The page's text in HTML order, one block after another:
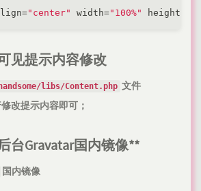
="center" width="100%" height
见提示内容修改
libs/Content.php 文件
改提示内容即可；
台Gravatar国内镜像**
国内镜像